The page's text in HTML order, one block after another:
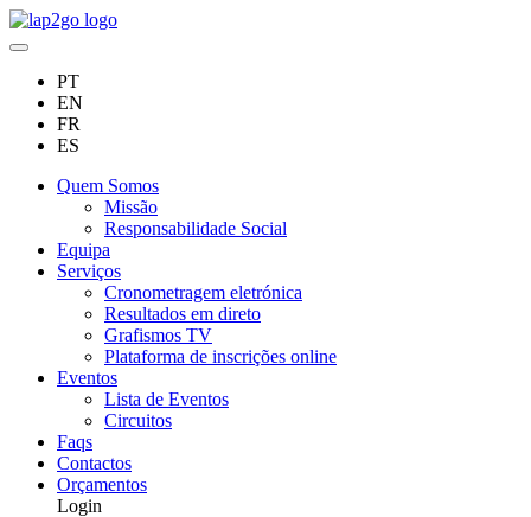
PT
EN
FR
ES
Quem Somos
Missão
Responsabilidade Social
Equipa
Serviços
Cronometragem eletrónica
Resultados em direto
Grafismos TV
Plataforma de inscrições online
Eventos
Lista de Eventos
Circuitos
Faqs
Contactos
Orçamentos
Login